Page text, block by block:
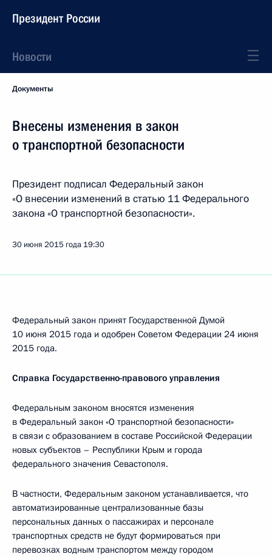
Президент России
Новости
Документы
Внесены изменения в закон
о транспортной безопасности
Президент подписал Федеральный закон
«О внесении изменений в статью 11 Федерального
закона «О транспортной безопасности».
30 июня 2015 года 19:30
Федеральный закон принят Государственной Думой
10 июня 2015 года и одобрен Советом Федерации 24 июня
2015 года.
Справка Государственно-правового управления
Федеральным законом вносятся изменения
в Федеральный закон «О транспортной безопасности»
в связи с образованием в составе Российской Федерации
новых субъектов – Республики Крым и города
федерального значения Севастополя.
В частности, Федеральным законом устанавливается, что
автоматизированные централизованные базы
персональных данных о пассажирах и персонале
транспортных средств не будут формироваться при
перевозках водным транспортом между городом